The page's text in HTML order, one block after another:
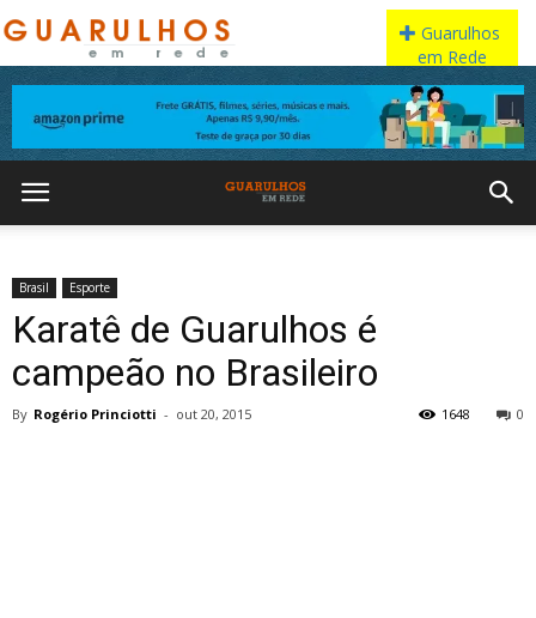
Brasil Esporte
Karatê de Guarulhos é
campeão no Brasileiro
By Rogério Princiotti - out 20, 2015 0
1648